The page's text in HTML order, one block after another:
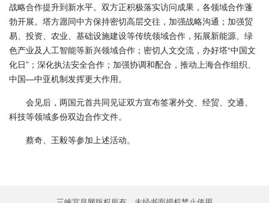
战略合作提升到新水平。双方正积极落实访问成果，各领域合作蓬
勃开展。塔方愿同中方保持密切高层交往，加强战略沟通；加强贸
易、投资、农业、基础设施建设等传统领域合作，拓展新能源、绿
色产业及人工智能等新兴领域合作；密切人文交流，办好塔“中国文
化日”；深化执法安全合作；加强协调和配合，推动上海合作组织、
中国—中亚机制发挥更大作用。
会见后，两国元首共同见证双方宣布签署外交、经贸、交通、
科技等领域多份双边合作文件。
蔡奇、王毅等参加上述活动。